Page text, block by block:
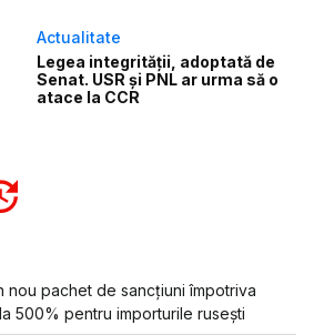
Actualitate
Legea integrității, adoptată de
Senat. USR și PNL ar urma să o
atace la CCR
nou pachet de sancțiuni împotriva
500% pentru importurile rusești